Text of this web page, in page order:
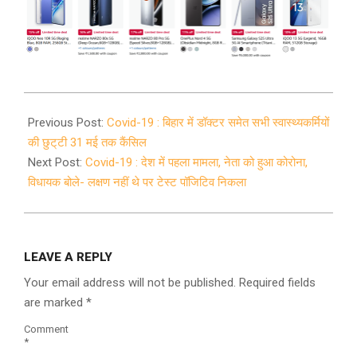
05-
02
Previous Post: Covid-19 : बिहार में डॉक्टर समेत सभी स्वास्थ्यकर्मियों
की छुट्‌टी 31 मई तक कैंसिल
Next Post: Covid-19 : देश में पहला मामला, नेता को हुआ कोरोना,
विधायक बोले- लक्षण नहीं थे पर टेस्ट पॉजिटिव निकला
LEAVE A REPLY
Your email address will not be published. Required fields
are marked *
Comment
*